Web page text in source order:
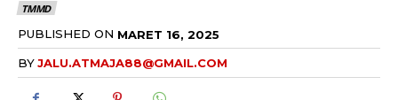
TMMD
PUBLISHED ON MARET 16, 2025
BYJALU.ATMAJA88@GMAIL.COM